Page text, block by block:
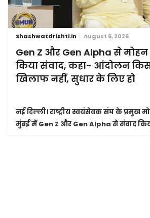
Shashwatdrishti.in August 6, 2026
Gen Z और Gen Alpha से
किया संवाद, कहा- आंदोलन
खिलाफ नहीं, सुधार के लिए हो
नई दिल्ली।राष्ट्रीय स्वयंसेवक संघ के प्रमुख
मुंबई में Gen Z और Gen Alpha से संवाद